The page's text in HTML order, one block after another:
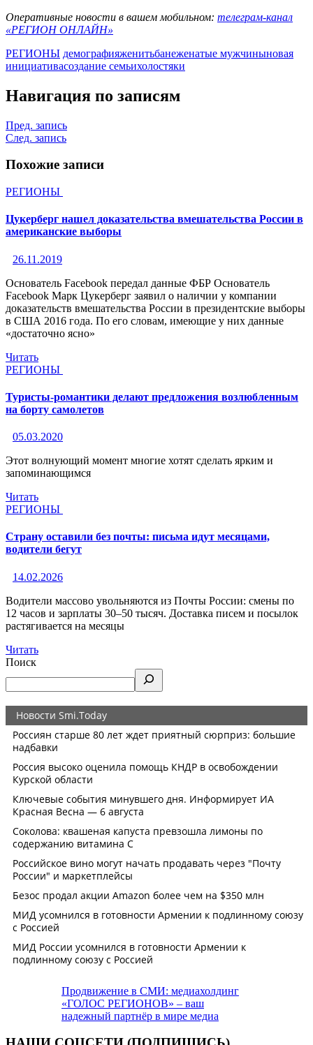
Оперативные новости в вашем мобильном: телеграм-канал
«РЕГИОН ОНЛАЙН»
РЕГИОНЫ демографияженитьбанеженатые мужчиныновая
инициативасоздание семьихолостяки
Навигация по записям
Пред. запись
След. запись
Похожие записи
РЕГИОНЫ
Цукерберг нашел доказательства вмешательства России в
американские выборы
26.11.2019
Основатель Facebook передал данные ФБР Основатель
Facebook Марк Цукерберг заявил о наличии у компании
доказательств вмешательства России в президентские выборы
в США 2016 года. По его словам, имеющие у них данные
«достаточно ясно»
Читать
РЕГИОНЫ
Туристы-романтики делают предложения возлюбленным
на борту самолетов
05.03.2020
Этот волнующий момент многие хотят сделать ярким и
запоминающимся
Читать
РЕГИОНЫ
Страну оставили без почты: письма идут месяцами,
водители бегут
14.02.2026
Водители массово увольняются из Почты России: смены по
12 часов и зарплаты 30–50 тысяч. Доставка писем и посылок
растягивается на месяцы
Читать
Поиск
Продвижение в СМИ: медиахолдинг
«ГОЛОС РЕГИОНОВ» – ваш
надежный партнёр в мире медиа